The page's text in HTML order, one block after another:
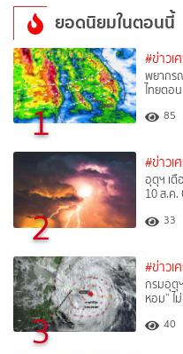
ยอดนิยมในตอนนี้
1
#ข่าวเ
พยากร
ไทยตอ
85
2
#ข่าวเ
อุตุฯ เ
10 ส.ค.
33
3
#ข่าวเ
กรมอุตุ
หอม” ไ
40